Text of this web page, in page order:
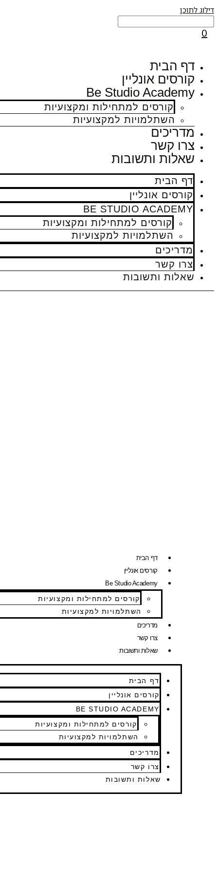
דילוג לתוכן
0
דף הבית
קורסים אונליין
Be Studio Academy
קורסים למתחילות ומקצועיות
השתלמויות למקצועיות
מדריכים
צרו קשר
שאלות ותשובות
דף הבית
קורסים אונליין
BE STUDIO ACADEMY
קורסים למתחילות ומקצועיות
השתלמויות למקצועיות
מדריכים
צרו קשר
שאלות ותשובות
דף הבית
קורסים אונליין
Be Studio Academy
קורסים למתחילות ומקצועיות
השתלמויות למקצועיות
מדריכים
צרו קשר
שאלות ותשובות
דף הבית
קורסים אונליין
BE STUDIO ACADEMY
קורסים למתחילות ומקצועיות
השתלמויות למקצועיות
מדריכים
צרו קשר
שאלות ותשובות